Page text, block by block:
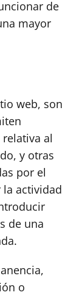
de
mayor
web, son
al
y otras
por el
la actividad
de una
o